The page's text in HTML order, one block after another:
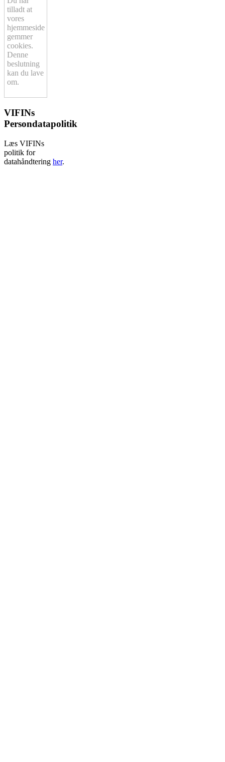
tilladt at
vores
hjemmeside
gemmer
cookies.
Denne
beslutning
kan du lave
om.
VIFINs
Persondatapolitik
Læs VIFINs
politik for
datahåndtering her.